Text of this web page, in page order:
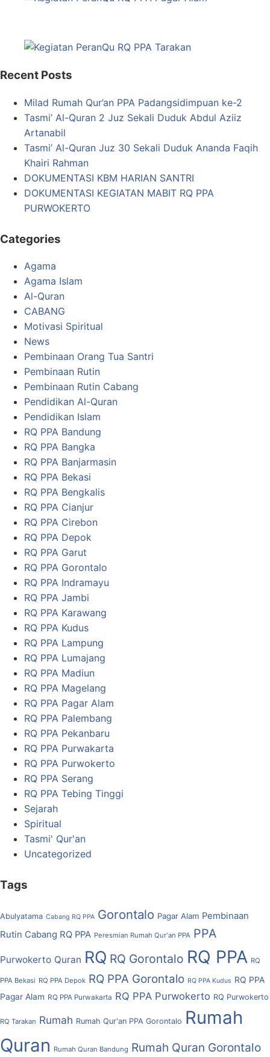
Recent Posts
Milad Rumah Qur’an PPA Padangsidimpuan ke-2
Tasmi’ Al-Quran 2 Juz Sekali Duduk Abdul Aziiz
Artanabil
Tasmi’ Al-Quran Juz 30 Sekali Duduk Ananda Faqih
Khairi Rahman
DOKUMENTASI KBM HARIAN SANTRI
DOKUMENTASI KEGIATAN MABIT RQ PPA
PURWOKERTO
Categories
Agama
Agama Islam
Al-Quran
CABANG
Motivasi Spiritual
News
Pembinaan Orang Tua Santri
Pembinaan Rutin
Pembinaan Rutin Cabang
Pendidikan Al-Quran
Pendidikan Islam
RQ PPA Bandung
RQ PPA Bangka
RQ PPA Banjarmasin
RQ PPA Bekasi
RQ PPA Bengkalis
RQ PPA Cianjur
RQ PPA Cirebon
RQ PPA Depok
RQ PPA Garut
RQ PPA Gorontalo
RQ PPA Indramayu
RQ PPA Jambi
RQ PPA Karawang
RQ PPA Kudus
RQ PPA Lampung
RQ PPA Lumajang
RQ PPA Madiun
RQ PPA Magelang
RQ PPA Pagar Alam
RQ PPA Palembang
RQ PPA Pekanbaru
RQ PPA Purwakarta
RQ PPA Purwokerto
RQ PPA Serang
RQ PPA Tebing Tinggi
Sejarah
Spiritual
Tasmi' Qur'an
Uncategorized
Tags
Abulyatama Cabang RQ PPA Gorontalo Pagar Alam Pembinaan
Rutin Cabang RQ PPA Peresmian Rumah Qur'an PPA PPA
Purwokerto Quran RQ RQ Gorontalo RQ PPA RQ
PPA Bekasi RQ PPA Depok RQ PPA Gorontalo RQ PPA Kudus RQ PPA
Pagar Alam RQ PPA Purwakarta RQ PPA Purwokerto RQ Purwokerto
RQ Tarakan Rumah Rumah Qur'an PPA Gorontalo Rumah
Quran Rumah Quran Bandung Rumah Quran Gorontalo